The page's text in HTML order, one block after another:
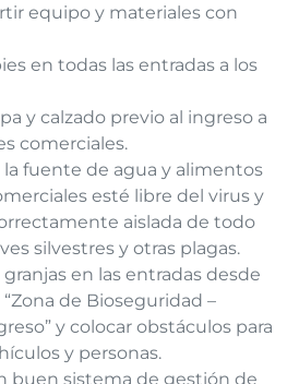
equipo y materiales con
en todas las entradas a los
y calzado previo al ingreso a
comerciales.
la fuente de agua y alimentos
esté libre del virus y
aislada de todo
silvestres y otras plagas.
en las entradas desde
de Bioseguridad –
y colocar obstáculos para
y personas.
buen sistema de gestión de